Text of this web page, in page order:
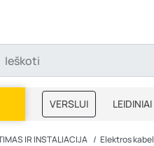
VERSLUI LEIDINIAI
MOKIBLOGAS
IR INSTALIACIJA Elektros